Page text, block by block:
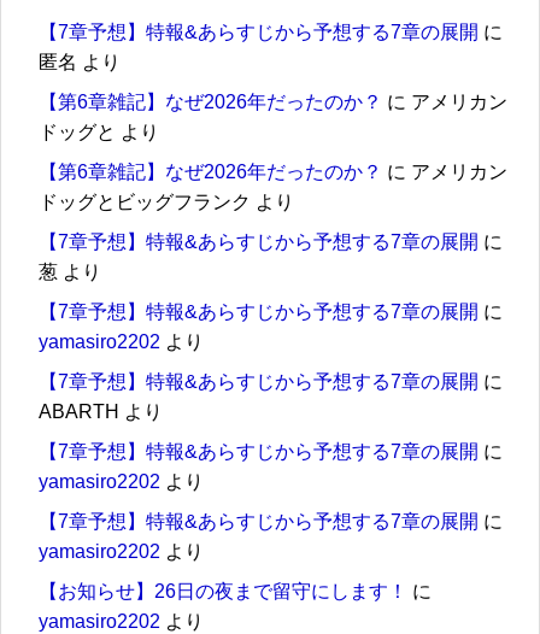
【7章予想】特報&あらすじから予想する7章の展開 に
匿名 より
【第6章雑記】なぜ2026年だったのか？ に アメリカン
ドッグと より
【第6章雑記】なぜ2026年だったのか？ に アメリカン
ドッグとビッグフランク より
【7章予想】特報&あらすじから予想する7章の展開 に
葱 より
【7章予想】特報&あらすじから予想する7章の展開 に
yamasiro2202 より
【7章予想】特報&あらすじから予想する7章の展開 に
ABARTH より
【7章予想】特報&あらすじから予想する7章の展開 に
yamasiro2202 より
【7章予想】特報&あらすじから予想する7章の展開 に
yamasiro2202 より
【お知らせ】26日の夜まで留守にします！
に
yamasiro2202 より